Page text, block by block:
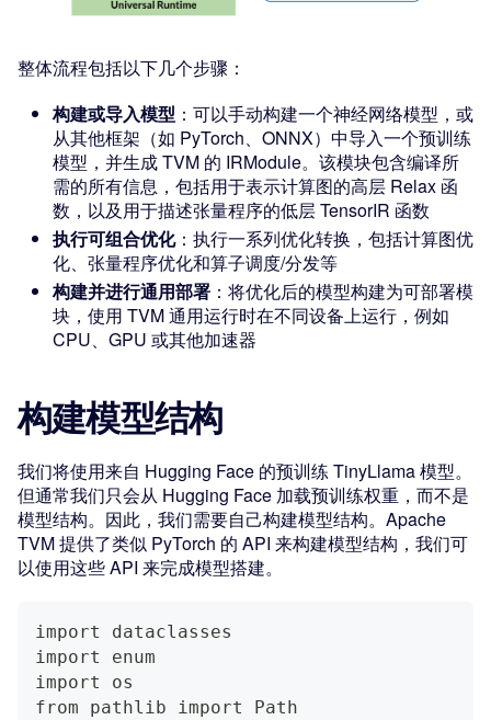
整体流程包括以下几个步骤：
构建或导入模型 ：可以手动构建一个神经网络模型，或
从其他框架（如 PyTorch、ONNX）中导入一个预训练
模型，并生成 TVM 的 IRModule。该模块包含编译所
需的所有信息，包括用于表示计算图的高层 Relax 函
数，以及用于描述张量程序的低层 TensorIR 函数
执行可组合优化：执行一系列优化转换，包括计算图优
化、张量程序优化和算子调度/分发等
构建并进行通用部署 ：将优化后的模型构建为可部署模
块，使用 TVM 通用运行时在不同设备上运行，例如
CPU、GPU 或其他加速器
构建模型结构
我们将使用来自 Hugging Face 的预训练 TinyLlama 模型。
但通常我们只会从 Hugging Face 加载预训练权重，而不是
模型结构。因此，我们需要自己构建模型结构。Apache
TVM 提供了类似 PyTorch 的 API 来构建模型结构，我们可
以使用这些 API 来完成模型搭建。
import dataclasses
import enum
import os
from pathlib import Path